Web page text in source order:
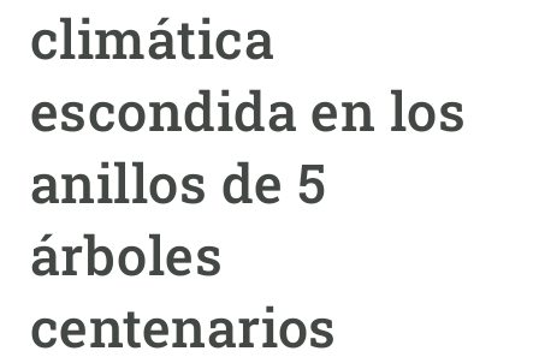
climática
escondida en los
anillos de 5
árboles
centenarios
NOTICIAS Y AGENDA